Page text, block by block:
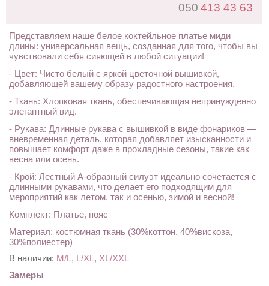
050 413 43 63
Представляем наше белое коктейльное платье миди
длины: универсальная вещь, созданная для того, чтобы вы
чувствовали себя сияющей в любой ситуации!
- Цвет: Чисто белый с яркой цветочной вышивкой,
добавляющей вашему образу радостного настроения.
- Ткань: Хлопковая ткань, обеспечивающая непринужденно
элегантный вид.
- Рукава: Длинные рукава с вышивкой в ​​виде фонариков —
вневременная деталь, которая добавляет изысканности и
повышает комфорт даже в прохладные сезоны, такие как
весна или осень.
- Крой: Лестный А-образный силуэт идеально сочетается с
длинными рукавами, что делает его подходящим для
мероприятий как летом, так и осенью, зимой и весной!
Комплект: Платье, пояс
Материал: костюмная ткань (30%коттон, 40%вискоза,
30%полиестер)
В наличии: M/L, L/XL, XL/XXL
Замеры